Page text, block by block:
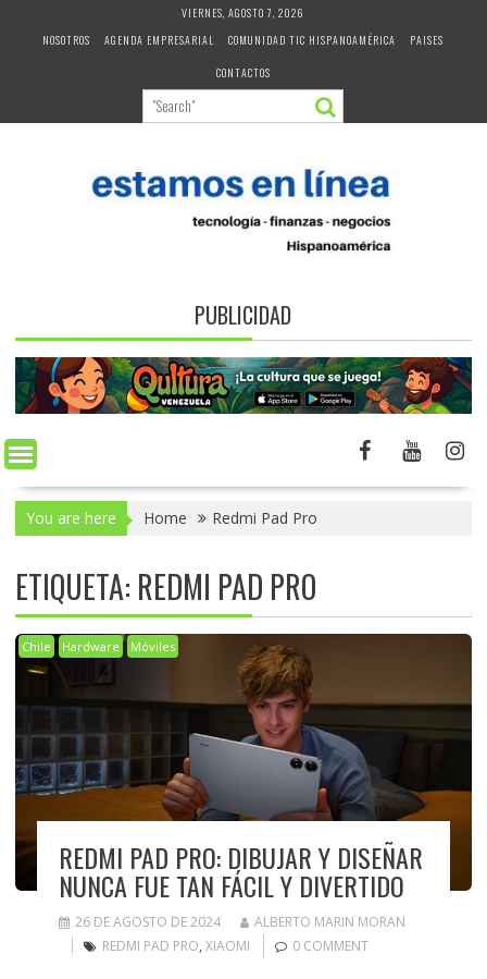
VIERNES, AGOSTO 7, 2026
NOSOTROS
AGENDA EMPRESARIAL COMUNIDAD TIC HISPANOAMÉRICA
PAISES
CONTACTOS
PUBLICIDAD
You are here Home Redmi Pad Pro
ETIQUETA: REDMI PAD PRO
Chile Hardware Móviles
REDMI PAD PRO: DIBUJAR Y DISEÑAR
NUNCA FUE TAN FÁCIL Y DIVERTIDO
26 DE AGOSTO DE 2024
ALBERTO MARIN MORAN
REDMI PAD PRO, XIAOMI 0 COMMENT